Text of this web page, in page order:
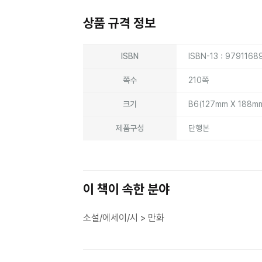
상품 규격 정보
ISBN ISBN-13 :
쪽수 210쪽
크기 B6(127mm X
제품구성 단행본
이 책이 속한 분야
소설/에세이/시 > 만화